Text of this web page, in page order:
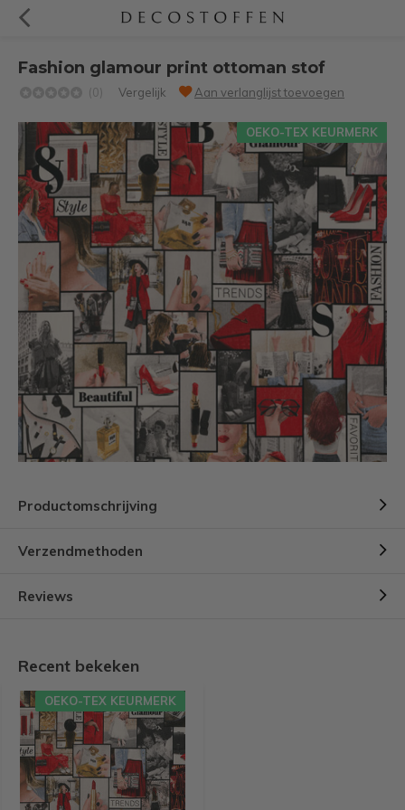
Fashion glamour print ottoman stof
(0) Vergelijk Aan verlanglijst toevoegen
OEKO-TEX KEURMERK
Productomschrijving
Verzendmethoden
Reviews
Recent bekeken
OEKO-TEX KEURMERK